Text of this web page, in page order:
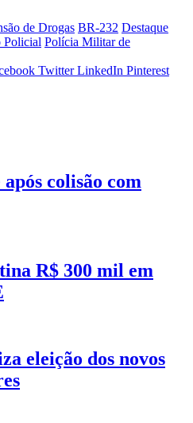
de Drogas BR-232 Destaque
Policial Polícia Militar de
Twitter LinkedIn Pinterest
colisão com
R$ 300 mil em
eleição dos novos